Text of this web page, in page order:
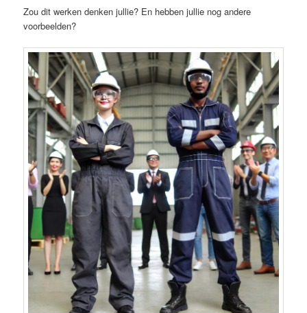
Zou dit werken denken jullie? En hebben jullie nog andere
voorbeelden?